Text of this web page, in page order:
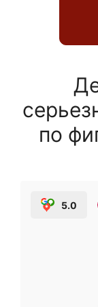
по
5.0